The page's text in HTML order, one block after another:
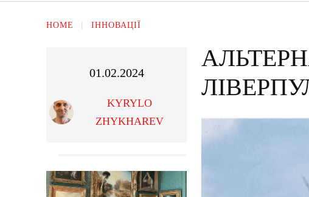
HOME ІННОВАЦІЇ
01.02.2024
KYRYLO
ZHYKHAREV